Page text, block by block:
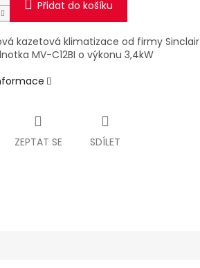
Přidat do košíku
kazetová klimatizace od firmy Sinclair
MV-C12BI o výkonu 3,4kW
ZEPTAT SE SDÍLET